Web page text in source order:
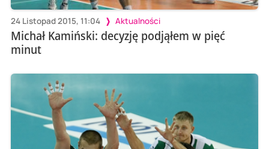
24 Listopad 2015, 11:04 Aktualności
Michał Kamiński: decyzję podjąłem w pięć
minut